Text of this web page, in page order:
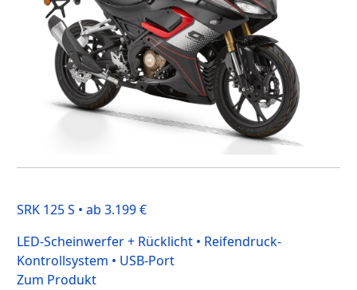
SRK 125 S • ab 3.199 €
LED-Scheinwerfer + Rücklicht • Reifendruck-
Kontrollsystem • USB-Port
Zum Produkt